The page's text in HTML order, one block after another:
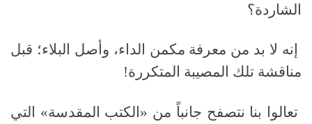
الشاردة؟
إنه لا بد من معرفة مكمن الداء، وأصل البلاء؛ قبل
مناقشة تلك المصيبة المتكررة!
تعالوا بنا نتصفح جانباً من «الكتب المقدسة» التي